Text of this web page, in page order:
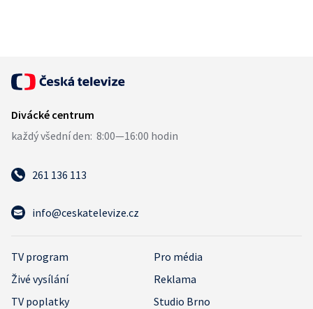
261 136 113
info@ceskatelevize.cz
TV program
Pro média
Živé vysílání
Reklama
TV poplatky
Studio Brno